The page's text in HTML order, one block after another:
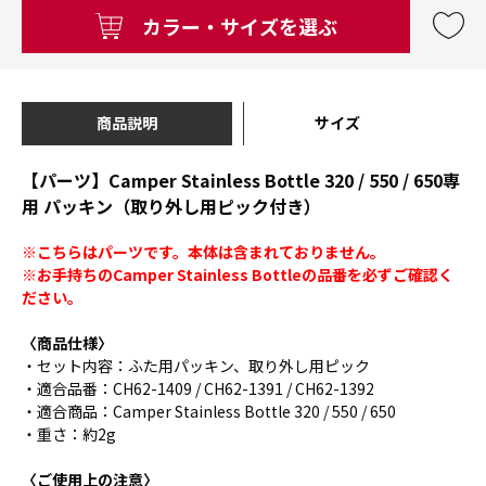
カラー・サイズを選ぶ
商品説明 サイズ
【パーツ】Camper Stainless Bottle 320 / 550 / 650専
用 パッキン（取り外し用ピック付き）
※こちらはパーツです。本体は含まれておりません。
※お手持ちのCamper Stainless Bottleの品番を必ずご確認く
ださい。
〈商品仕様〉
・セット内容：ふた用パッキン、取り外し用ピック
・適合品番：CH62-1409 / CH62-1391 / CH62-1392
・適合商品：Camper Stainless Bottle 320 / 550 / 650
・重さ：約2g
〈ご使用上の注意〉